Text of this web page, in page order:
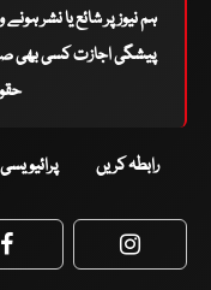
ہم نیوز پر شائع یا نشر
پیشگی اجازت کسی بھی
رابطہ کریں
Facebook